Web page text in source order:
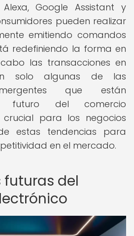
Google Assistant y
pueden realizar
emitiendo comandos
redefiniendo la forma en
las transacciones en
solo algunas de las
que están
futuro del comercio
crucial para los negocios
estas tendencias para
en el mercado.
futuras del